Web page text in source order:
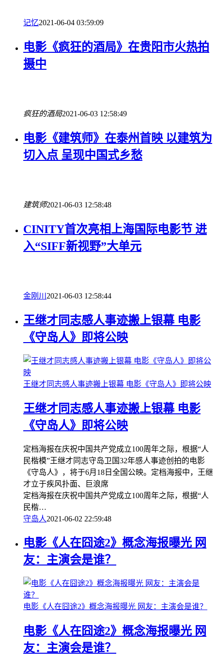
记忆2021-06-04 03:59:09
电影《疯狂的酒局》在贵阳市火热拍
摄中
疯狂的酒局2021-06-03 12:58:49
电影《建筑师》在泰州首映 以建筑为
切入点 呈现中国式乡愁
建筑师2021-06-03 12:58:48
CINITY首次亮相上海国际电影节 进
入“SIFF新视野”大单元
金刚川 2021-06-03 12:58:44
王继才同志感人事迹搬上银幕 电影
《守岛人》即将公映
王继才同志感人事迹搬上银幕 电影《守岛人》即将公映
王继才同志感人事迹搬上银幕 电影
《守岛人》即将公映
定档海报在庆祝中国共产党成立100周年之际，根据“人
民楷模”王继才同志守岛卫国32年感人事迹创拍的电影
《守岛人》，将于6月18日全国公映。定档海报中，王继
才立于疾风扑面、巨浪席
定档海报在庆祝中国共产党成立100周年之际，根据“人
民楷…
守岛人2021-06-02 22:59:48
电影《人在囧途2》概念海报曝光 网
友：主演会是谁？
电影《人在囧途2》概念海报曝光 网友：主演会是谁？
电影《人在囧途2》概念海报曝光 网
友：主演会是谁？